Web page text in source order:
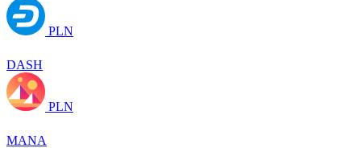
PLN
DASH
PLN
MANA